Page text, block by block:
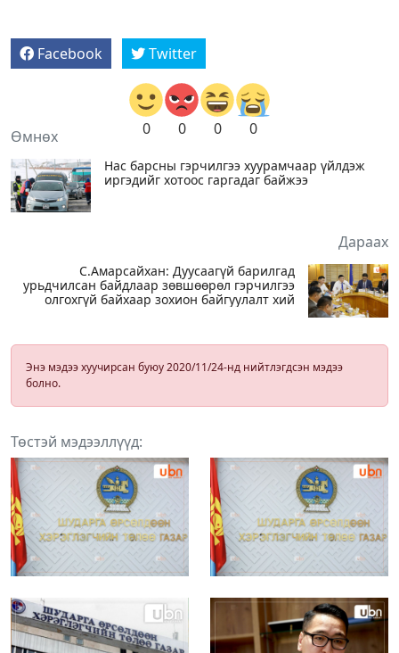
Facebook Twitter
0 0 0 0
Өмнөх
Нас барсны гэрчилгээ хуурамчаар үйлдэж
иргэдийг хотоос гаргадаг байжээ
Дараах
С.Амарсайхан: Дуусаагүй барилгад
урьдчилсан байдлаар зөвшөөрөл гэрчилгээ
олгохгүй байхаар зохион байгуулалт хий
Энэ мэдээ хуучирсан буюу 2020/11/24-нд нийтлэгдсэн мэдээ
болно.
Төстэй мэдээллүүд: